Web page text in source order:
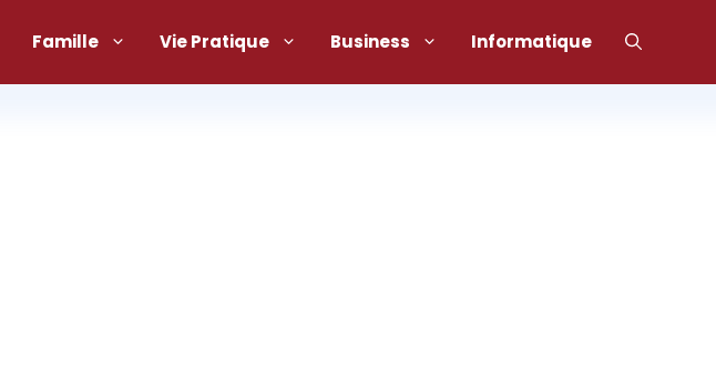
Famille Vie Pratique Business Informatique